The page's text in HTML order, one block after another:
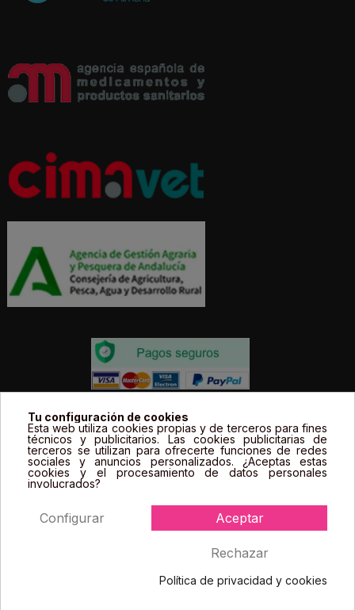
Todos los precios estás expresados en Euros e
incluyen el IVA. | Todas las marcas, logotipos y fotos de
productos son propiedad legal de sus propietarios y
sólo se muestran a título informativo.
Tu configuración de cookies
Esta web utiliza cookies propias y de terceros para fines
técnicos y publicitarios. Las cookies publicitarias de
terceros se utilizan para ofrecerte funciones de redes
sociales y anuncios personalizados. ¿Aceptas estas
cookies y el procesamiento de datos personales
involucrados?
Aceptar
Rechazar
Configurar
Política de privacidad y cookies